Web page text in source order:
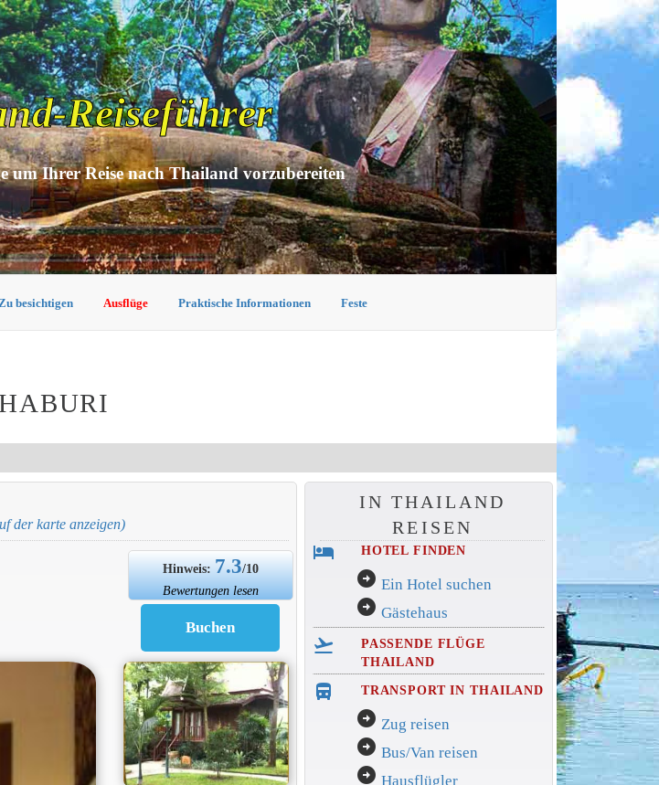
Reiseführer
um Ihrer Reise nach Thailand vorzubereiten
Zu besichtigen Ausflüge Praktische Informationen Feste
der karte anzeigen)
Hinweis: 7.3/10
Bewertungen lesen
IN THAILAND
REISEN
hotel HOTEL FINDEN
arrow_circle_right Ein Hotel suchen
arrow_circle_right Gästehaus
flight_takeoff
PASSENDE FLÜGE
THAILAND
directions_bus_filled TRANSPORT IN THAILAND
arrow_circle_right Zug reisen
arrow_circle_right Bus/Van reisen
arrow_circle_right Hausflügler